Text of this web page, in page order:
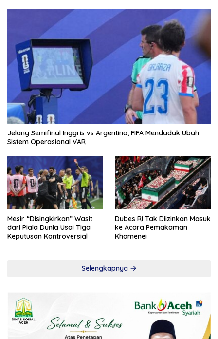
Jelang Semifinal Inggris vs Argentina, FIFA Mendadak Ubah
Sistem Operasional VAR
Mesir “Disingkirkan” Wasit
dari Piala Dunia Usai Tiga
Keputusan Kontroversial
Dubes RI Tak Diizinkan Masuk
ke Acara Pemakaman
Khamenei
Selengkapnya